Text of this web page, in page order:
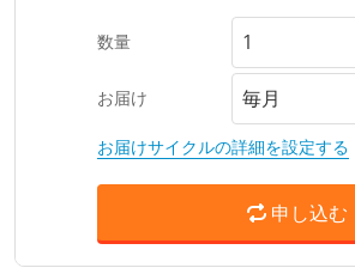
数量
お届け
お届けサイクルの詳細を設定する
申し込む